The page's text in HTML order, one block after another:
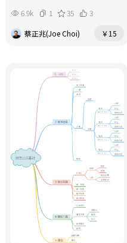
6.9k 1 35
3
蔡正兆(Joe Choi)
￥15